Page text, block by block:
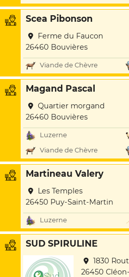
Scea Pibonson
Ferme du Faucon
26460 Bouvières
Viande de Chèvre
Magand Pascal
Quartier morgand
26460 Bouvières
Luzerne
Viande de Chèvre
Martineau Valery
Les Temples
26450 Puy-Saint-Martin
Luzerne
SUD SPIRULINE
1830
26450